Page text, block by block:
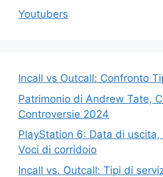
Youtubers
Incall vs Outcall: Confronto
Patrimonio di Andrew Tate,
Controversie 2024
PlayStation 6: Data di uscita,
Voci di corridoio
Incall vs. Outcall: Tipi di